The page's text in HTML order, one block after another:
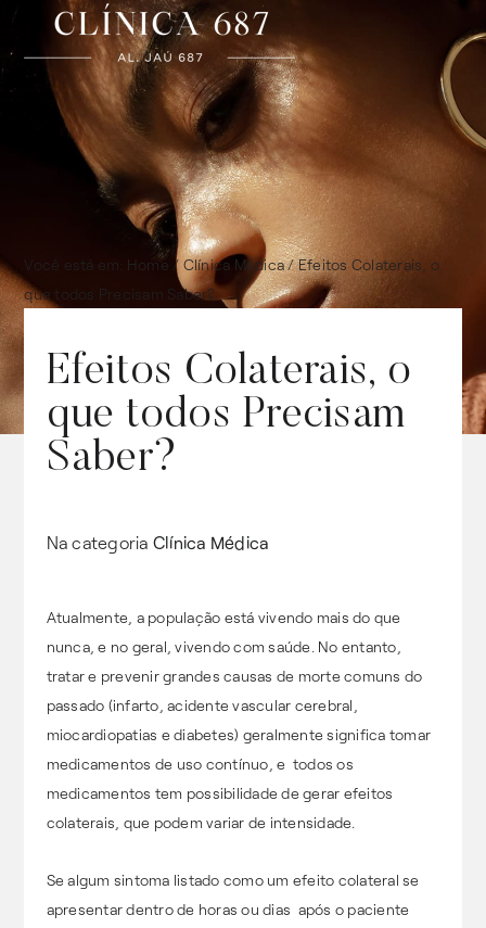
Você está em: Home / Clínica Médica/Efeitos Colaterais, o
que todos Precisam Saber?
Efeitos Colaterais, o
que todos Precisam
Saber?
Na categoria Clínica Médica
Atualmente, a população está vivendo mais do que
nunca, e no geral, vivendo com saúde. No entanto,
tratar e prevenir grandes causas de morte comuns do
passado (infarto, acidente vascular cerebral,
miocardiopatias e diabetes) geralmente significa tomar
medicamentos de uso contínuo, e todos os
medicamentos tem possibilidade de gerar efeitos
colaterais, que podem variar de intensidade.
Se algum sintoma listado como um efeito colateral se
apresentar dentro de horas ou dias após o paciente